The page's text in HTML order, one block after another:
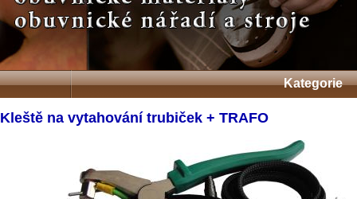
Kategorie
Kleště na vytahování trubiček + TRAFO